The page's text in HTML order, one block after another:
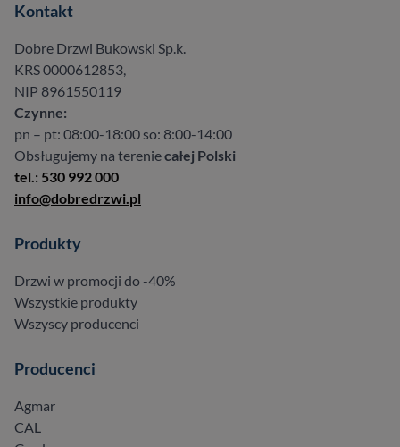
Kontakt
Dobre Drzwi Bukowski Sp.k.
KRS 0000612853,
NIP 8961550119
Czynne:
pn – pt: 08:00-18:00 so: 8:00-14:00
Obsługujemy na tereniecałej Polski
tel.: 530 992 000
info@dobredrzwi.pl
Produkty
Drzwi w promocji do -40%
Wszystkie produkty
Wszyscy producenci
Producenci
Agmar
CAL